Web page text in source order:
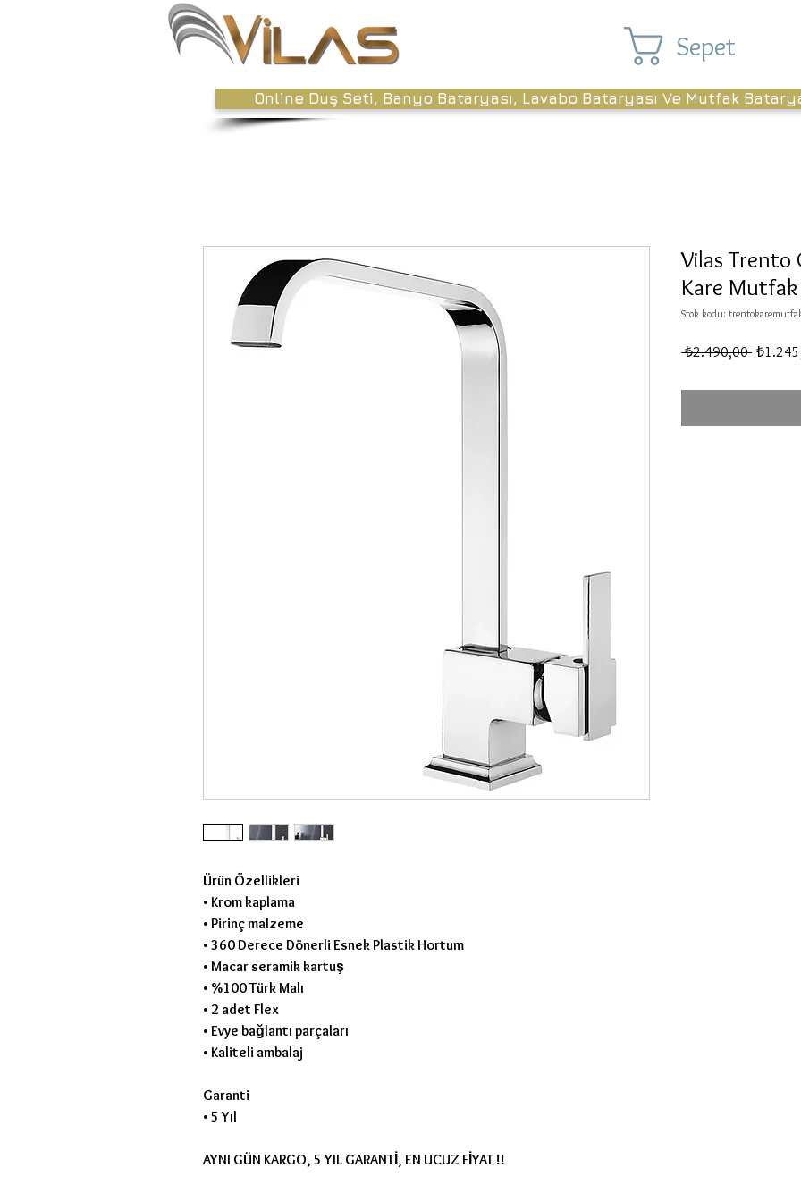
Sepet
Online Duş Seti, Banyo Bataryası, Lavabo Bataryası Ve Mutfak
Ürün Özellikleri
• Krom kaplama
• Pirinç malzeme
• 360 Derece Dönerli Esnek Plastik Hortum
• Macar seramik kartuş
• %100 Türk Malı
• 2 adet Flex
• Evye bağlantı parçaları
• Kaliteli ambalaj
Garanti
• 5 Yıl
AYNI GÜN KARGO, 5 YIL GARANTİ, EN UCUZ FİYAT !!
Vilas Trento
Kare Mutfak
Stok kodu:
₺2.490,00 Normal